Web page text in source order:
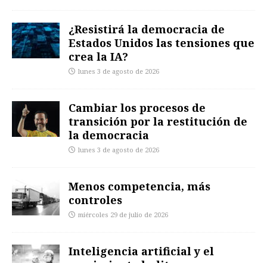
¿Resistirá la democracia de
Estados Unidos las tensiones que
crea la IA?
lunes 3 de agosto de 2026
Cambiar los procesos de
transición por la restitución de
la democracia
lunes 3 de agosto de 2026
Menos competencia, más
controles
miércoles 29 de julio de 2026
Inteligencia artificial y el